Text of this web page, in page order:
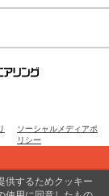
ソーシャルメディアポ
リシー
供するためクッキー